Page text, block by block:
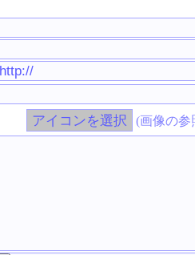
(画像の参